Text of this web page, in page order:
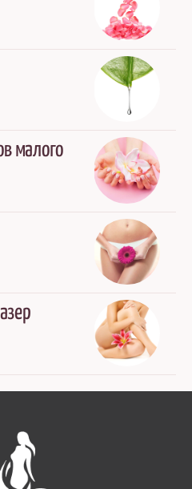
малого